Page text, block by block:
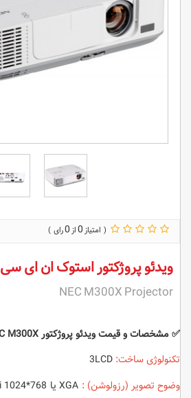
0
0
ویدئو پروژکتور استوک ان ای سی NEC M300X
NEC M300X Projector
✅ مشخصات و قیمت ویدئو پروژکتور NEC M300X
تکنولوژی ساخت:
وضوح تصویر (رزولوشن) :